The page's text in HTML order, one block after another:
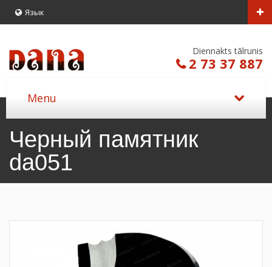
Язык
Diennakts tālrunis
2 73 37 887
Черный памятник
da051